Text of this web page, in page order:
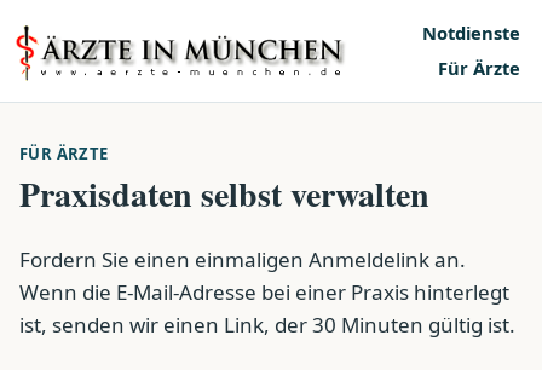
Notdienste
Für Ärzte
FÜR ÄRZTE
Praxisdaten selbst verwalten
Fordern Sie einen einmaligen Anmeldelink an.
Wenn die E-Mail-Adresse bei einer Praxis hinterlegt
ist, senden wir einen Link, der 30 Minuten gültig ist.